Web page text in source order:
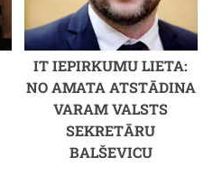
IT IEPIRKUMU LIETA:
NO AMATA ATSTĀDINA
VARAM VALSTS
SEKRETĀRU
BALŠEVICU